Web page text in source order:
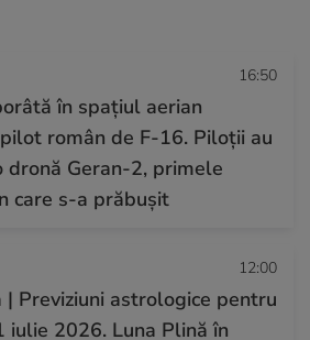
16:50
în spațiul aerian
român de F-16. Piloții au
dronă Geran-2, primele
care s-a prăbușit
12:00
| Previziuni astrologice pentru
iulie 2026. Luna Plină în